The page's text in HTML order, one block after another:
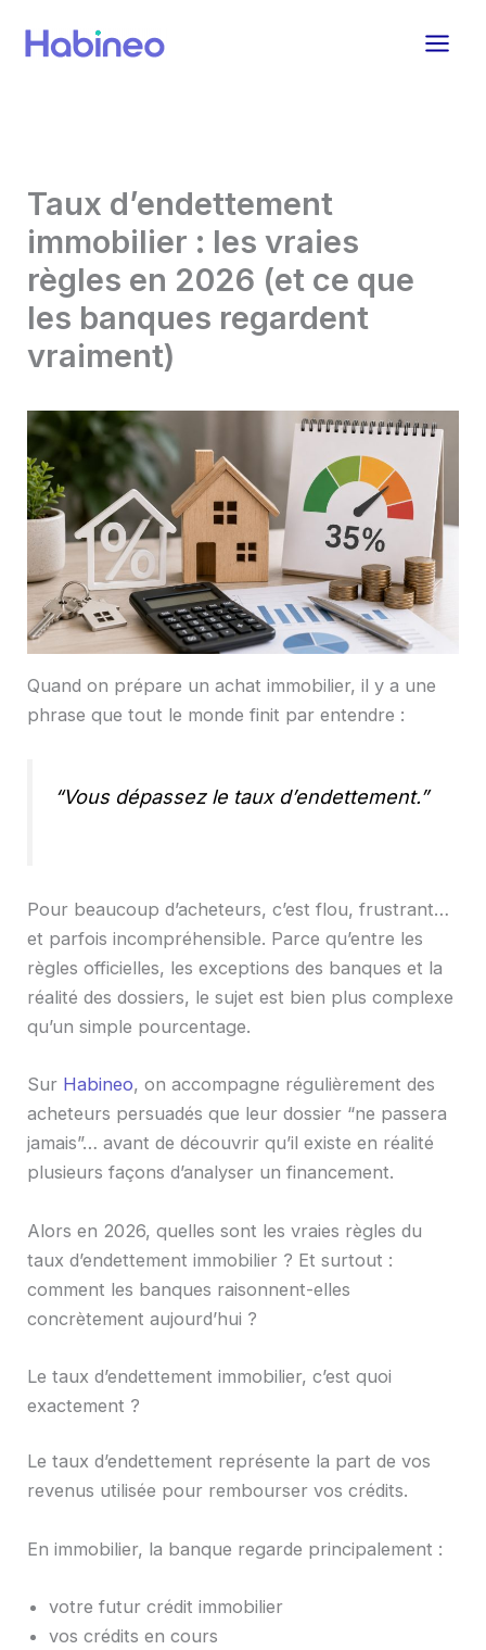
Taux d’endettement
immobilier : les vraies
règles en 2026 (et ce que
les banques regardent
vraiment)
Quand on prépare un achat immobilier, il y a une
phrase que tout le monde finit par entendre :
“Vous dépassez le taux d’endettement.”
Pour beaucoup d’acheteurs, c’est flou, frustrant…
et parfois incompréhensible. Parce qu’entre les
règles officielles, les exceptions des banques et la
réalité des dossiers, le sujet est bien plus complexe
qu’un simple pourcentage.
Sur Habineo, on accompagne régulièrement des
acheteurs persuadés que leur dossier “ne passera
jamais”… avant de découvrir qu’il existe en réalité
plusieurs façons d’analyser un financement.
Alors en 2026, quelles sont les vraies règles du
taux d’endettement immobilier ? Et surtout :
comment les banques raisonnent-elles
concrètement aujourd’hui ?
Le taux d’endettement immobilier, c’est quoi
exactement ?
Le taux d’endettement représente la part de vos
revenus utilisée pour rembourser vos crédits.
En immobilier, la banque regarde principalement :
votre futur crédit immobilier
vos crédits en cours